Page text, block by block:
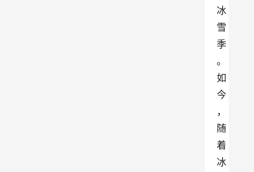
冰
雪
季
。
如
今
，
随
着
冰